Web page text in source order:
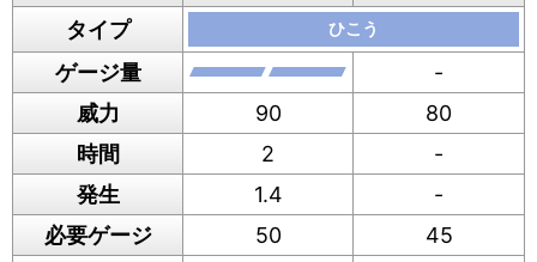
タイプ
ひこう
ゲージ量
-
威力
90
80
時間
2
-
発生
1.4
-
必要ゲージ
50
45